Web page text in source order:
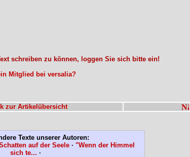
schreiben zu können, loggen Sie sich bitte ein!
Mitglied bei versalia?
zur Artikelübersicht
Texte unserer Autoren:
auf der Seele · "Wenn der Himmel
sich te... ·